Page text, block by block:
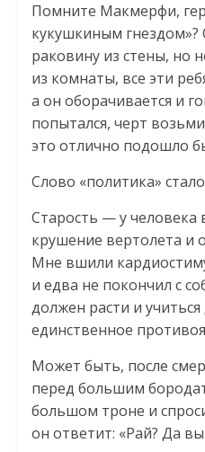
Помните Макмерфи,
кукушкиным
раковину из стены, но
из комнаты, все эти
а он оборачивается и
попытался, черт
это отлично подошло
Слово «политика»
Старость — у человека
крушение вертолета и
Мне вшили
и едва не покончил с
должен расти и
единственное
Может быть, после
перед большим
большом троне и
он ответит: «Рай? Да